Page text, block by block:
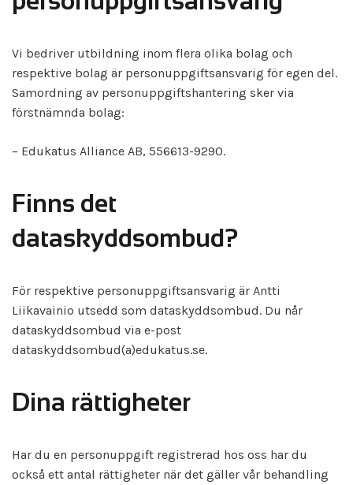
Vi bedriver utbildning inom flera olika bolag och
respektive bolag är personuppgiftsansvarig för egen del.
Samordning av personuppgiftshantering sker via
förstnämnda bolag:
– Edukatus Alliance AB, 556613-9290.
Finns det
dataskyddsombud?
För respektive personuppgiftsansvarig är Antti
Liikavainio utsedd som dataskyddsombud. Du når
dataskyddsombud via e-post
dataskyddsombud(a)edukatus.se.
Dina rättigheter
Har du en personuppgift registrerad hos oss har du
också ett antal rättigheter när det gäller vår behandling